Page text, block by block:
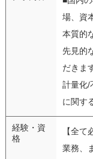
場、資
本質的
先見的
だきま
計量化/
に関す
経験・資
格
【全
業務、